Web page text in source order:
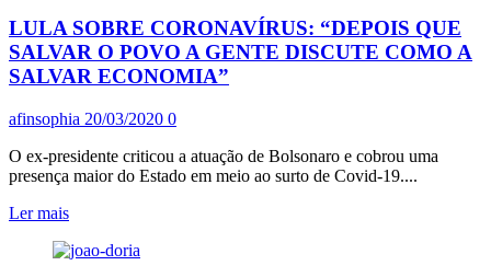
MANIFESTO
PELOS
DIREITOS
DE
MÃES
LULA SOBRE CORONAVÍRUS: “DEPOIS QUE
SALVAR O POVO A GENTE DISCUTE COMO A
SALVAR ECONOMIA”
afinsophia 20/03/2020 0
O ex-presidente criticou a atuação de Bolsonaro e cobrou uma
presença maior do Estado em meio ao surto de Covid-19....
Ler maisLeia
sobre